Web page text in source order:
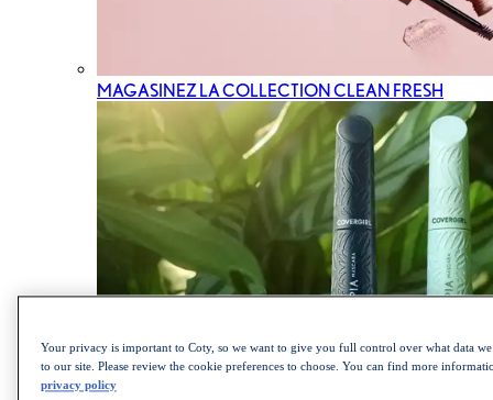
MAGASINEZ LA COLLECTION CLEAN FRESH
Your privacy is important to Coty, so we want to give you full control over what data
to our site. Please review the cookie preferences to choose. You can find more
privacy policy